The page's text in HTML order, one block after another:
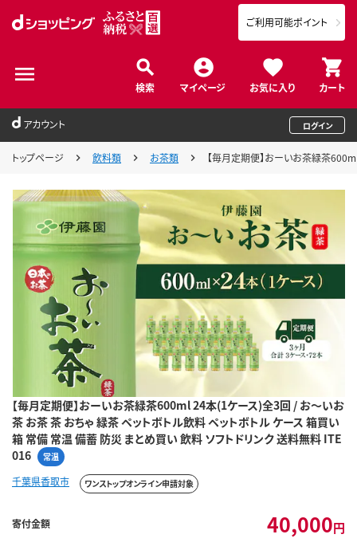
検索 マイページ お気に入り カート
ご利用可能ポイント
アカウント ログイン
トップページ 飲料類 お茶類 【毎月定期便】おーいお茶緑茶
【毎月定期便】おーいお茶緑茶600ml 24本(1ケース)全3回 / お～いお
茶 お茶 茶 おちゃ 緑茶 ペットボトル飲料 ペットボトル ケース 箱買い
箱 常備 常温 備蓄 防災 まとめ買い 飲料 ソフトドリンク 送料無料 ITE
016
常温
千葉県香取市 ワンストップオンライン申請対象
寄付金額 40,000円